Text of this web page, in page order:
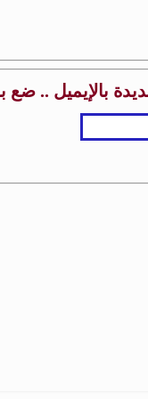
بالإيميل .. ضع